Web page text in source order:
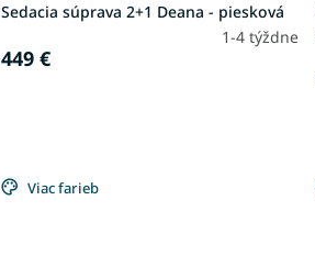
Sedacia súprava 2+1 Deana - piesková
1-4 týždne
449 €
Viac farieb